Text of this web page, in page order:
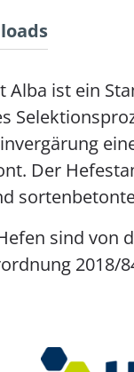
Alba ist ein
Der
sind von
2018/